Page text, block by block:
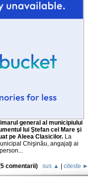
general al municipiului
lui Ştefan cel Mare şi
pe Aleea Clasicilor.La
Chişinău, angajaţi ai
comentarii) sus ▲ citeste ►